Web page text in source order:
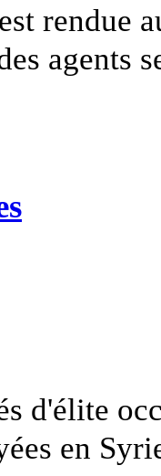
rendue
agents
d'élite
en